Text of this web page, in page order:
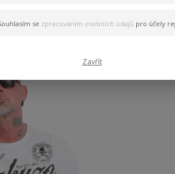
Regular T-
se zpracováním osobních údajů pro účely
Zavřít